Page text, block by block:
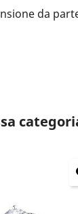
da